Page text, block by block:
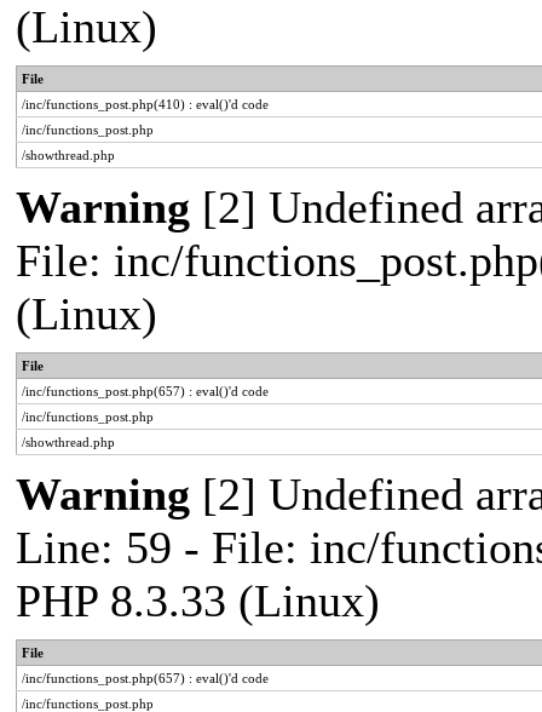
(Linux)
File
/inc/functions_post.php(410) : eval()'d code
/inc/functions_post.php
/showthread.php
Warning [2] Undefined
File: inc/
(Linux)
File
/inc/functions_post.php(657) : eval()'d code
/inc/functions_post.php
/showthread.php
Warning [2] Undefined
Line: 59 - File: inc/
PHP 8.3.33 (Linux)
File
/inc/functions_post.php(657) : eval()'d code
/inc/functions_post.php